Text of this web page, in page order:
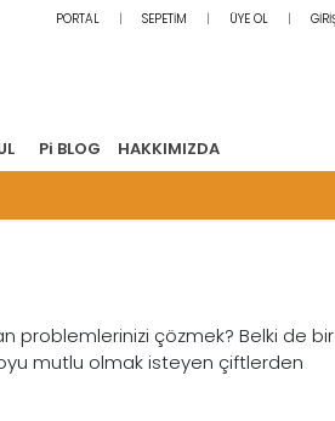
PORTAL SEPETİM ÜYE OL
Pi BLOG HAKKIMIZDA
problemlerinizi çözmek? Belki de bir
mutlu olmak isteyen çiftlerden